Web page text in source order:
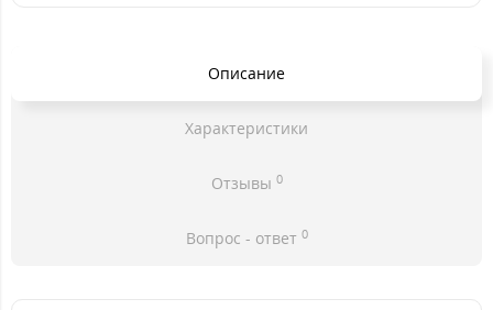
Описание
Характеристики
Отзывы 0
Вопрос - ответ 0